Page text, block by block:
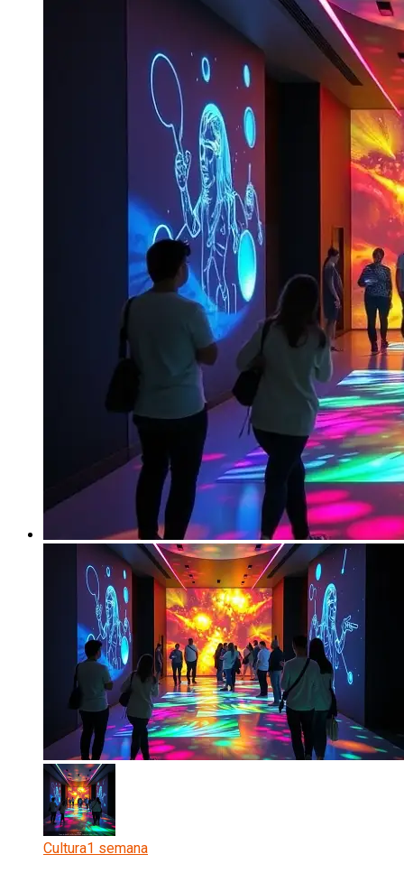
Cultura1 semana